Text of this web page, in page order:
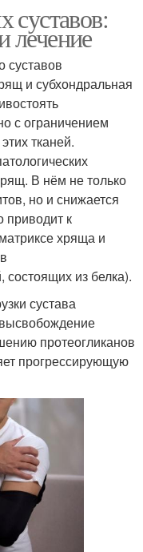
суставов:
суставов
и субхондральная
с ограничением
тканей.
В нём не только
но и снижается
приводит к
хряща и
из белка).
сустава
протеогликанов
прогрессирующую